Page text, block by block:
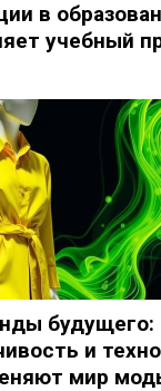
в
учебный
будущего:
и
мир